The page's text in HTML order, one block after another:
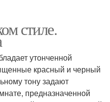
стиле.
утонченной
красный и черный
тону задают
предназначенной